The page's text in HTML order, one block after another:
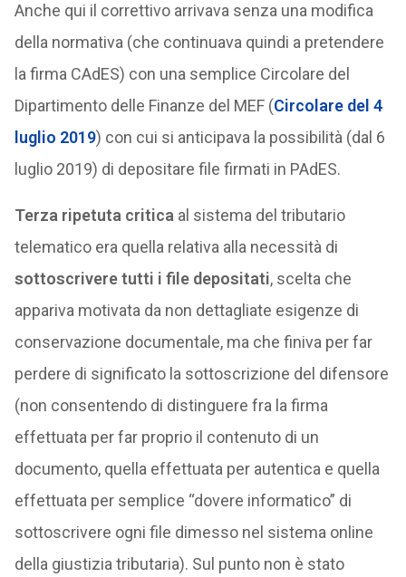
Anche qui il correttivo arrivava senza una modifica
della normativa (che continuava quindi a pretendere
la firma CAdES) con una semplice Circolare del
Dipartimento delle Finanze del MEF (Circolare del 4
luglio 2019) con cui si anticipava la possibilità (dal 6
luglio 2019) di depositare file firmati in PAdES.
Terza ripetuta critica al sistema del tributario
telematico era quella relativa alla necessità di
sottoscrivere tutti i file depositati, scelta che
appariva motivata da non dettagliate esigenze di
conservazione documentale, ma che finiva per far
perdere di significato la sottoscrizione del difensore
(non consentendo di distinguere fra la firma
effettuata per far proprio il contenuto di un
documento, quella effettuata per autentica e quella
effettuata per semplice “dovere informatico” di
sottoscrivere ogni file dimesso nel sistema online
della giustizia tributaria). Sul punto non è stato